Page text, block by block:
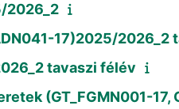
2026_2
17)2025/2026_2
tavaszi félév
(GT_FGMN001-17,